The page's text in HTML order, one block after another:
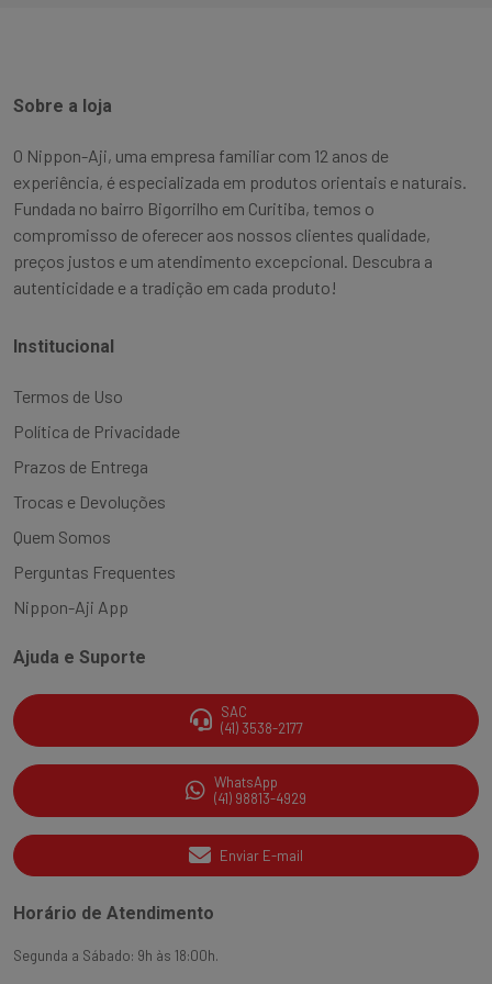
Sobre a loja
O Nippon-Aji, uma empresa familiar com 12 anos de
experiência, é especializada em produtos orientais e naturais.
Fundada no bairro Bigorrilho em Curitiba, temos o
compromisso de oferecer aos nossos clientes qualidade,
preços justos e um atendimento excepcional. Descubra a
autenticidade e a tradição em cada produto!
Institucional
Termos de Uso
Política de Privacidade
Prazos de Entrega
Trocas e Devoluções
Quem Somos
Perguntas Frequentes
Nippon-Aji App
Ajuda e Suporte
SAC
(41) 3538-2177
WhatsApp
(41) 98813-4929
Enviar E-mail
Horário de Atendimento
Segunda a Sábado: 9h às 18:00h.